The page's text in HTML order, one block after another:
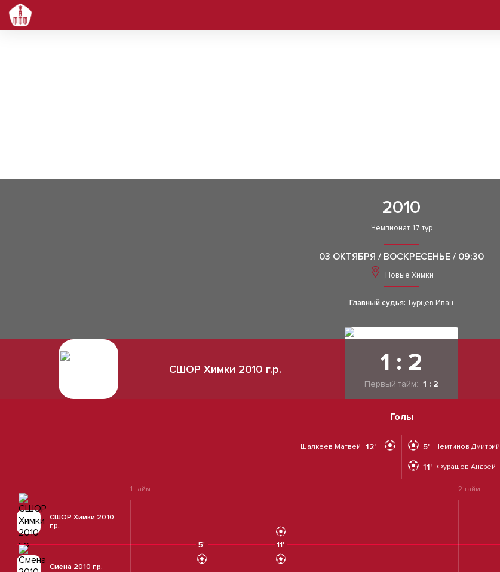
2010
Чемпионат. 17 тур
03 ОКТЯБРЯ / ВОСКРЕСЕНЬЕ / 09:30
Новые Химки
Главный судья: Бурцев Иван
СШОР Химки 2010 г.р. 1 : 2
Первый тайм: 1 : 2
Голы
Шалкеев Матвей 12' Немтинов Дмитрий
5'
Фурашов Андрей
11'
СШОР Химки 2010
г.р.
1 тайм 2 тайм
5' 11'
11'
Смена 2010 г.р.